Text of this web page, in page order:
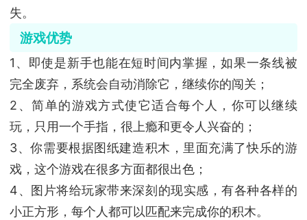
失。
游戏优势
1、即使是新手也能在短时间内掌握，如果一条线被
完全废弃，系统会自动消除它，继续你的闯关；
2、简单的游戏方式使它适合每个人，你可以继续
玩，只用一个手指，很上瘾和更令人兴奋的；
3、你需要根据图纸建造积木，里面充满了快乐的游
戏，这个游戏在很多方面都很出色；
4、图片将给玩家带来深刻的现实感，有各种各样的
小正方形，每个人都可以匹配来完成你的积木。